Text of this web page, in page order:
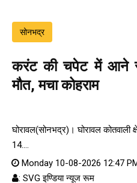
सोनभद्र
करंट की चपेट में आने से
मौत, मचा कोहराम
घोरावल(सोनभद्र)। घोरावल कोतवाली
14....
Monday 10-08-2026 12:47
: SVG इण्डिया न्यूज रूम